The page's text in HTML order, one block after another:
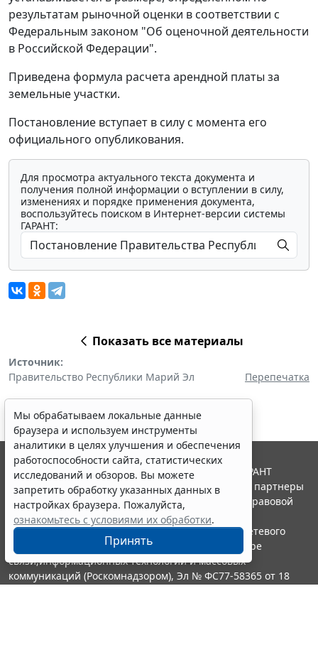
результатам рыночной оценки в соответствии с
Федеральным законом "Об оценочной деятельности
в Российской Федерации".
Приведена формула расчета арендной платы за
земельные участки.
Постановление вступает в силу с момента его
официального опубликования.
Для просмотра актуального текста документа и
получения полной информации о вступлении в силу,
изменениях и порядке применения документа,
воспользуйтесь поиском в Интернет-версии системы
ГАРАНТ:
Показать все материалы
Источник:
Правительство Республики Марий Эл
Перепечатка
Мы обрабатываем локальные данные
браузера и используем инструменты
аналитики в целях улучшения и обеспечения
работоспособности сайта, статистических
исследований и обзоров. Вы можете
запретить обработку указанных данных в
настройках браузера. Пожалуйста,
ознакомьтесь с условиями их обработки.
Принять
© ООО "НПП "ГАРАНТ-СЕРВИС", 2026. Система ГАРАНТ
выпускается с 1990 года. Компания "Гарант" и ее партнеры
являются участниками Российской ассоциации правовой
информации ГАРАНТ.
Портал ГАРАНТ.РУ зарегистрирован в качестве сетевого
издания Федеральной службой по надзору в сфере
связи,информационных технологий и массовых
коммуникаций (Роскомнадзором), Эл № ФС77-58365 от 18